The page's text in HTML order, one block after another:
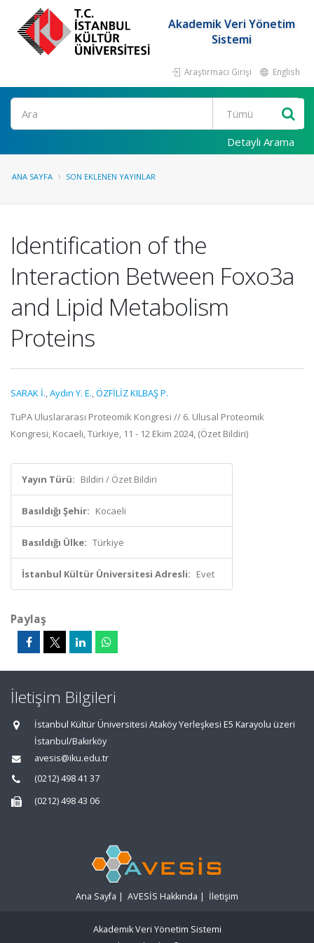
Akademik Veri Yönetim
Sistemi
Araştırmacı Girişi English
Ara
Detaylı Arama
ANA SAYFA SON EKLENEN YAYINLAR
Identification of the
Interaction Between Foxo3a
and Lipid Metabolism
Proteins
SARAK İ.,Aydın Y. E.,ÖZFİLİZ KILBAŞ P.
TuPA Uluslararası Proteomik Kongresi // 6. Ulusal Proteomik
Kongresi, Kocaeli, Türkiye, 11 - 12 Ekim 2024, (Özet Bildiri)
Yayın Türü: Bildiri / Özet Bildiri
Basıldığı Şehir: Kocaeli
Basıldığı Ülke: Türkiye
İstanbul Kültür Üniversitesi Adresli: Evet
Paylaş
İletişim Bilgileri
İstanbul Kültür Üniversitesi Ataköy Yerleşkesi E5 Karayolu üzeri
İstanbul/Bakırköy
avesis@iku.edu.tr
(0212) 498 41 37
(0212) 498 43 06
Ana Sayfa | AVESİS Hakkında | İletişim
Akademik Veri Yönetim Sistemi